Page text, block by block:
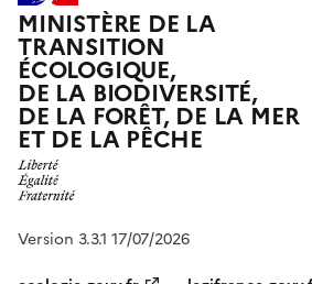
MINISTÈRE DE LA
TRANSITION
ÉCOLOGIQUE,
DE LA BIODIVERSITÉ,
DE LA FORÊT, DE LA MER
ET DE LA PÊCHE
Version 3.3.1 17/07/2026